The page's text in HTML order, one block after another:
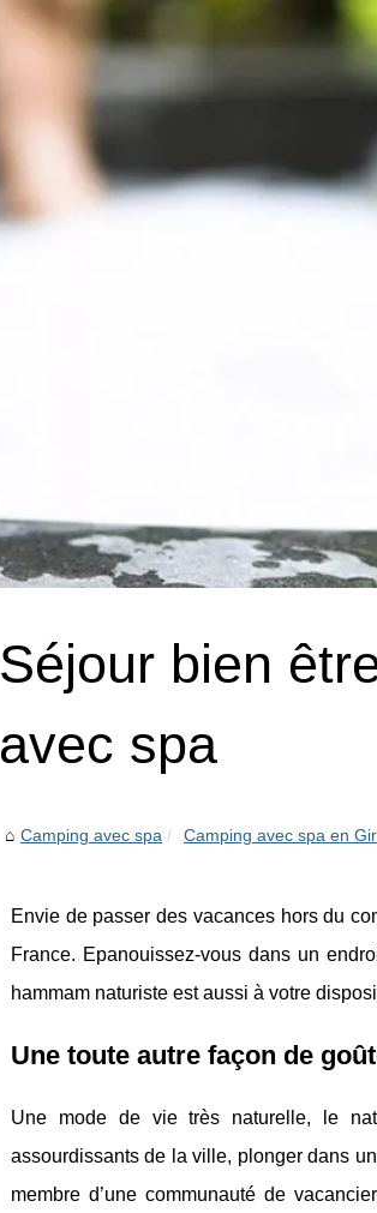
Séjour bien
avec spa
Camping avec spa Camping avec spa en
Envie de passer des vacances hors du
France. Epanouissez-vous dans un
hammam naturiste est aussi à votre
Une toute autre façon de
Une mode de vie très naturelle, le
assourdissants de la ville, plonger dans
membre d’une communauté de